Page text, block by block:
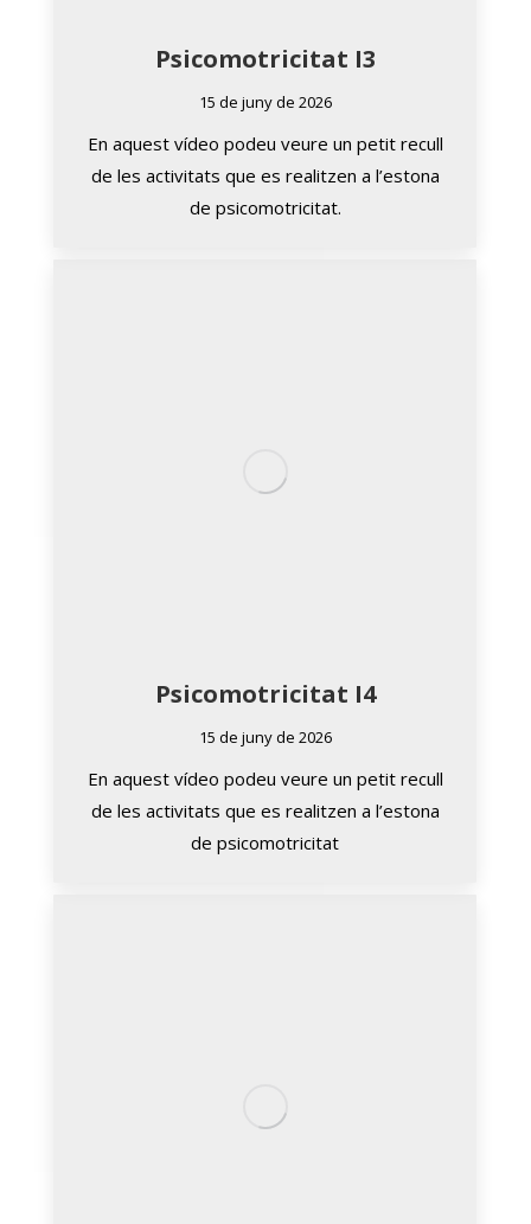
Psicomotricitat I3
15 de juny de 2026
En aquest vídeo podeu veure un petit recull
de les activitats que es realitzen a l’estona
de psicomotricitat.
Psicomotricitat I4
15 de juny de 2026
En aquest vídeo podeu veure un petit recull
de les activitats que es realitzen a l’estona
de psicomotricitat